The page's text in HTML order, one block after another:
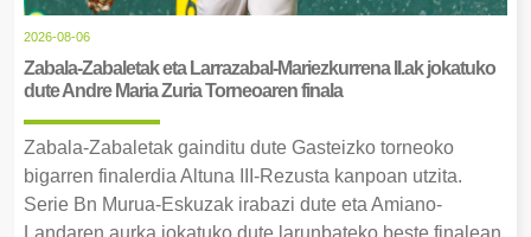
2026-08-06
Zabala-Zabaletak eta Larrazabal-Mariezkurrena II.ak jokatuko
dute Andre Maria Zuria Torneoaren finala
Zabala-Zabaletak gainditu dute Gasteizko torneoko
bigarren finalerdia Altuna III-Rezusta kanpoan utzita.
Serie Bn Murua-Eskuzak irabazi dute eta Amiano-
Landaren aurka jokatuko dute larunbateko beste finalean.